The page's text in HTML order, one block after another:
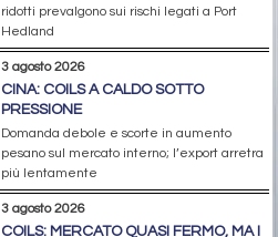
ridotti prevalgono sui rischi legati a Port
Hedland
3 agosto 2026
CINA: COILS A CALDO SOTTO
PRESSIONE
Domanda debole e scorte in aumento
pesano sul mercato interno; l’export arretra
più lentamente
3 agosto 2026
COILS: MERCATO QUASI FERMO, MA I